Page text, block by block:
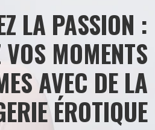
LA PASSION :
MOMENTS
AVEC DE LA
ÉROTIQUE